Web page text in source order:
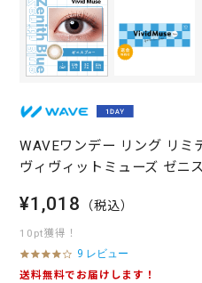
WAVEワンデー リング リミ
ヴィヴィットミューズ ゼニ
¥1,018 （税込）
10pt獲得！
4
.
9 レビュー
送料無料でお届けします！